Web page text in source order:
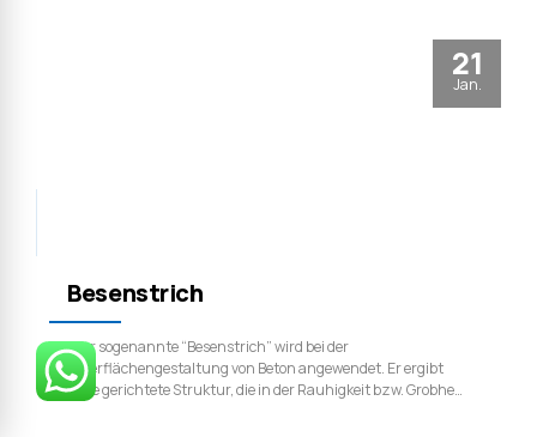
21
Jan.
Besenstrich
Der sogenannte “Besenstrich” wird bei der
Oberflächengestaltung von Beton angewendet. Er ergibt
eine gerichtete Struktur, die in der Rauhigkeit bzw. Grobheit